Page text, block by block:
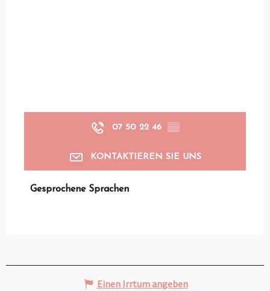
07 50 22 46 ▒▒
KONTAKTIEREN SIE UNS
Gesprochene Sprachen
Gesprochene Sprachen
Einen Irrtum angeben